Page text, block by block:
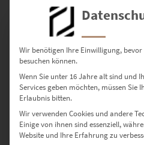
EZ00809
Enthält 19%
zzgl.
Lieferzeit: ca. 10
Wir benötigen Ihre Einwilligung, bevor
besuchen können.
Wenn Sie unter 16 Jahre alt sind und
Services geben möchten, müssen Sie
Erlaubnis bitten.
Wir verwenden Cookies und andere
Einige von ihnen sind essenziell,
Website und Ihre Erfahrung zu